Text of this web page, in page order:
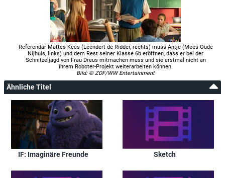
Referendar Mattes Kees (Leendert de Ridder, rechts) muss Antje (Mees Oude
Nijhuis, links) und dem Rest seiner Klasse 6b eröffnen, dass er bei der
Schnitzeljagd von Frau Dreus mitmachen muss und sie erstmal nicht an
ihrem Roboter-Projekt weiterarbeiten können.
Bild: © ZDF/WW Entertainment
Ähnliche Titel
IF: Imaginäre Freunde Sketch